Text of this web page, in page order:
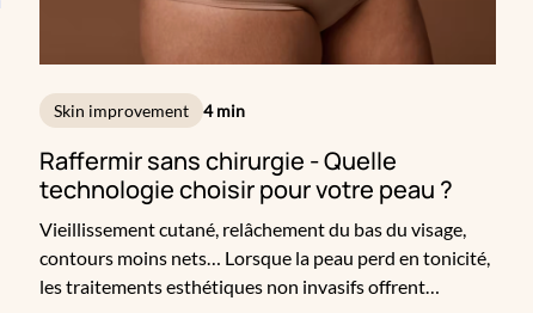
Skin improvement 4 min
Raffermir sans chirurgie - Quelle
technologie choisir pour votre peau ?
Vieillissement cutané, relâchement du bas du visage,
contours moins nets… Lorsque la peau perd en tonicité,
les traitements esthétiques non invasifs offrent